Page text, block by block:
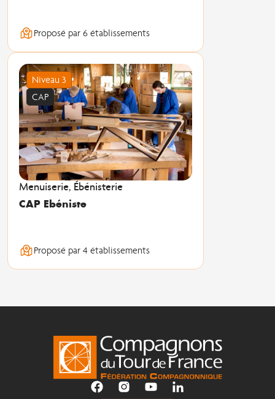
Proposé par 6 établissements
Niveau 3
CAP
Menuiserie, Ébénisterie
CAP Ebéniste
Proposé par 4 établissements